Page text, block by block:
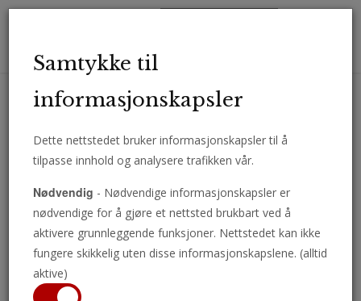
Motta viktige analyser, kommentarer og nyheter direkte på e-post.
ABONNER
Hva Mener Du
Samtykke til
informasjonskapsler
Dette nettstedet bruker informasjonskapsler til å
tilpasse innhold og analysere trafikken vår.
Nødvendig - Nødvendige informasjonskapsler er
nødvendige for å gjøre et nettsted brukbart ved å
aktivere grunnleggende funksjoner. Nettstedet kan ikke
fungere skikkelig uten disse informasjonskapslene. (alltid
aktive)